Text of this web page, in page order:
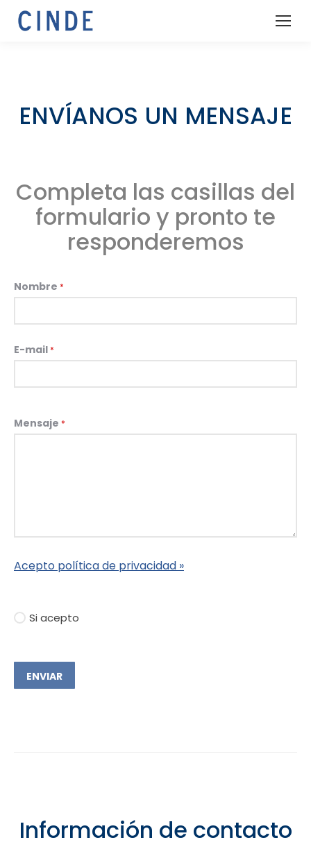
ENVÍANOS UN MENSAJE
Completa las casillas del
formulario y pronto te
responderemos
Nombre *
E-mail *
Mensaje *
Acepto política de privacidad »
Si acepto
ENVIAR
Información de contacto